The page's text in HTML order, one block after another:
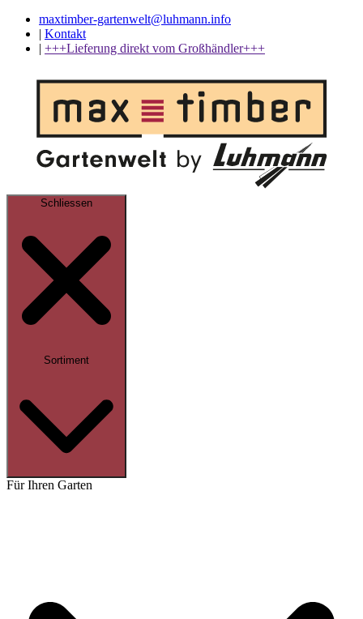
maxtimber-gartenwelt@luhmann.info
| Kontakt
| +++Lieferung direkt vom Großhändler+++
Schliessen
Sortiment
Für Ihren Garten